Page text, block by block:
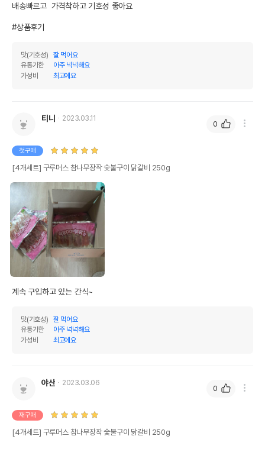
배송빠르고  가격착하고 기호성 좋아요
#상품후기
맛(기호성)
잘 먹어요
유통기한
아주 넉넉해요
가성비
최고에요
티니 2023.03.11
첫구매
[4개세트] 구루머스 참나무장작 숯불구이 닭갈비 250g
계속 구입하고 있는 간식~
맛(기호성)
잘 먹어요
유통기한
아주 넉넉해요
가성비
최고에요
0
야산 2023.03.06
재구매
[4개세트] 구루머스 참나무장작 숯불구이 닭갈비 250g
0